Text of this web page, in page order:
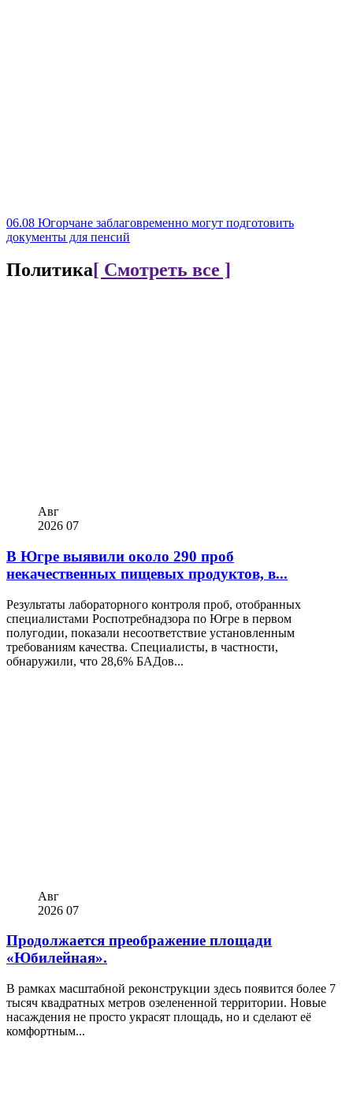
06.08 Югорчане заблаговременно могут подготовить
документы для пенсий
Политика[ Смотреть все ]
Авг
2026 07
В Югре выявили около 290 проб
некачественных пищевых продуктов, в...
Результаты лабораторного контроля проб, отобранных
специалистами Роспотребнадзора по Югре в первом
полугодии, показали несоответствие установленным
требованиям качества. Специалисты, в частности,
обнаружили, что 28,6% БАДов...
Авг
2026 07
Продолжается преображение площади
«Юбилейная».
В рамках масштабной реконструкции здесь появится более 7
тысяч квадратных метров озелененной территории. Новые
насаждения не просто украсят площадь, но и сделают её
комфортным...